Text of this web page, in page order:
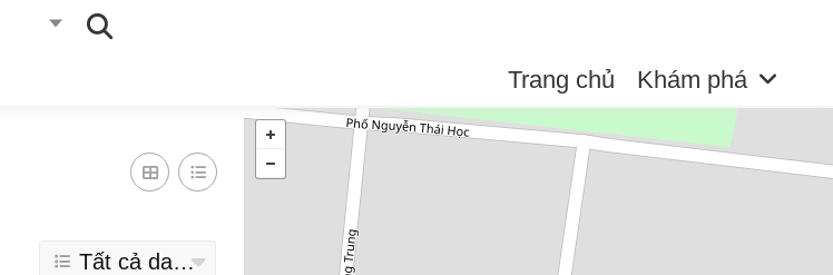
Trang chủ Khám phá
Tất cả danh mục